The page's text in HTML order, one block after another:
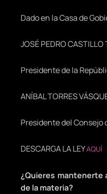
Dado en la Casa de
JOSÉ PEDRO CASTILLO
Presidente de la
ANÍBAL TORRES
Presidente del Consejo
DESCARGA LA LEYAQUÍ
¿Quieres
de la materia?